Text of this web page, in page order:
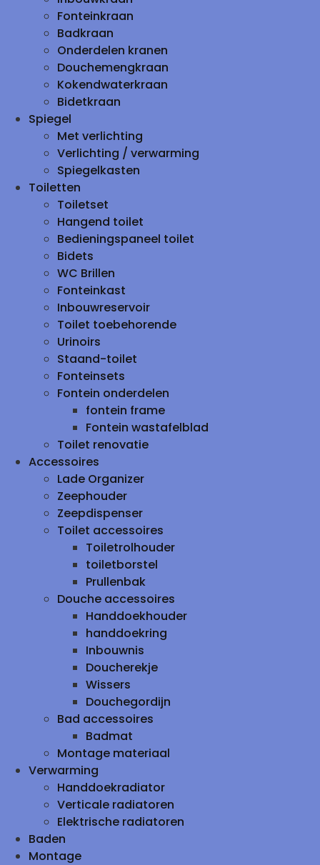
Fonteinkraan
Badkraan
Onderdelen kranen
Douchemengkraan
Kokendwaterkraan
Bidetkraan
Spiegel
Met verlichting
Verlichting / verwarming
Spiegelkasten
Toiletten
Toiletset
Hangend toilet
Bedieningspaneel toilet
Bidets
WC Brillen
Fonteinkast
Inbouwreservoir
Toilet toebehorende
Urinoirs
Staand-toilet
Fonteinsets
Fontein onderdelen
fontein frame
Fontein wastafelblad
Toilet renovatie
Accessoires
Lade Organizer
Zeephouder
Zeepdispenser
Toilet accessoires
Toiletrolhouder
toiletborstel
Prullenbak
Douche accessoires
Handdoekhouder
handdoekring
Inbouwnis
Doucherekje
Wissers
Douchegordijn
Bad accessoires
Badmat
Montage materiaal
Verwarming
Handdoekradiator
Verticale radiatoren
Elektrische radiatoren
Baden
Montage